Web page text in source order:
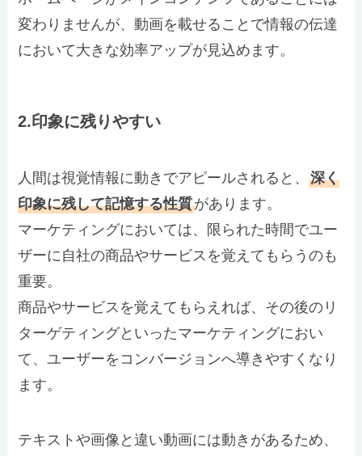
変わりませんが、動画を載せることで情報の伝達
において大きな効率アップが見込めます。
2.印象に残りやすい
人間は視覚情報に動きでアピールされると、深く
印象に残して記憶する性質があります。
マーケティングにおいては、限られた時間でユー
ザーに自社の商品やサービスを覚えてもらうのも
重要。
商品やサービスを覚えてもらえれば、その後のリ
ターゲティングといったマーケティングにおい
て、ユーザーをコンバージョンへ導きやすくなり
ます。
テキストや画像と違い動画には動きがあるため、